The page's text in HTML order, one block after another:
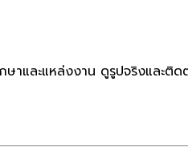
าและแหล่งงาน ดูรูปจริงและติ